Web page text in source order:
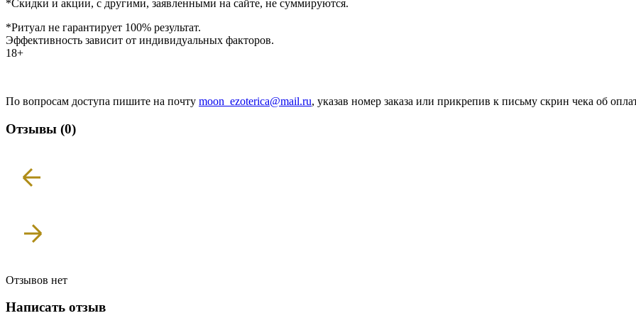
*Скидки и акции, с другими, заявленными на сайте, не суммируются.
*Ритуал не гарантирует 100% результат.
Эффективность зависит от индивидуальных факторов.
18+
По вопросам доступа пишите на почту moon_ezoterica@mail.ru, указав номер заказа или прикрепив к письму скрин чека об
Отзывы (0)
Отзывов нет
Написать отзыв